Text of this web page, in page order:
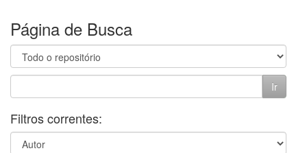
Página de Busca
Filtros correntes: